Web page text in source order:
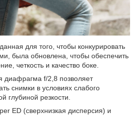
для того, чтобы конкурировать
была обновлена, чтобы обеспечить
четкость и качество боке.
диафрагма f/2,8 позволяет
снимки в условиях слабого
глубиной резкости.
ED (сверхнизкая дисперсия) и